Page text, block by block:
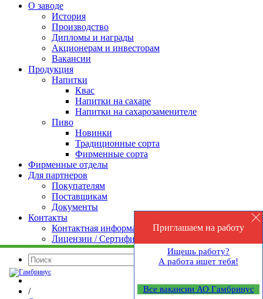
О заводе
История
Производство
Дипломы и награды
Акционерам и инвесторам
Вакансии
Продукция
Напитки
Квас
Напитки на сахаре
Напитки на сахарозаменителе
Пиво
Новинки
Традиционные сорта
Фирменные сорта
Фирменные отделы
Для партнеров
Покупателям
Поставщикам
Документы
Контакты
Контактная информация
Лицензии / Сертификаты
Искать
/
Приглашаем на работу
Ищешь работу?
А работа ищет тебя!
Все вакансии АО Гамбринус